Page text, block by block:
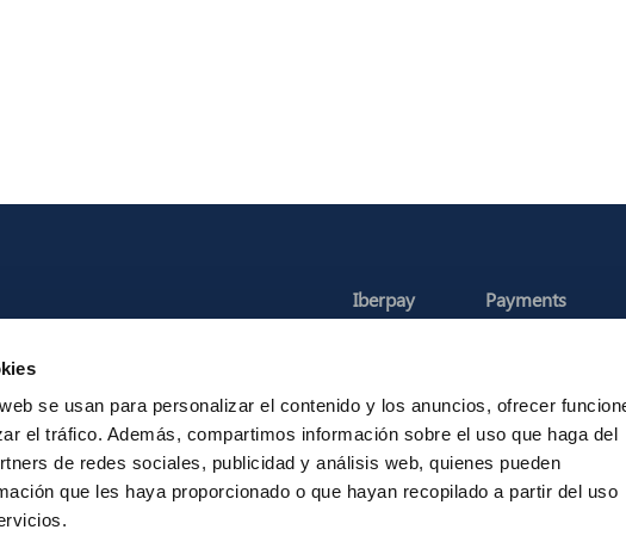
se usan para personalizar el contenido y los anuncios, ofrecer
el tráfico. Además, compartimos información sobre el uso que haga del
de redes sociales, publicidad y análisis web, quienes pueden
que les haya proporcionado o que hayan recopilado a partir del uso
Iberpay Payments
RTP
Legal Notice Privacy Security Contact Us Job